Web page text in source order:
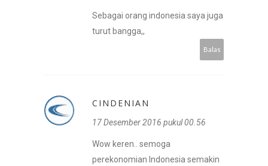
Sebagai orang indonesia saya juga
turut bangga,,
Balas
CINDENIAN
17 Desember 2016 pukul 00.56
Wow keren.. semoga
perekonomian Indonesia semakin